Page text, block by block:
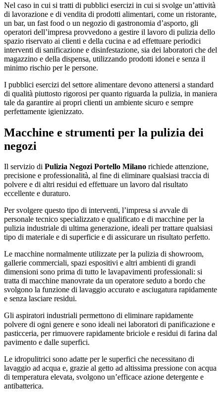
Nel caso in cui si tratti di pubblici esercizi in cui si svolge un’attività
di lavorazione e di vendita di prodotti alimentari, come un ristorante,
un bar, un fast food o un negozio di gastronomia d’asporto, gli
operatori dell’impresa provvedono a gestire il lavoro di pulizia dello
spazio riservato ai clienti e della cucina e ad effettuare periodici
interventi di sanificazione e disinfestazione, sia dei laboratori che del
magazzino e della dispensa, utilizzando prodotti idonei e senza il
minimo rischio per le persone.
I pubblici esercizi del settore alimentare devono attenersi a standard
di qualità piuttosto rigorosi per quanto riguarda la pulizia, in maniera
tale da garantire ai propri clienti un ambiente sicuro e sempre
perfettamente igienizzato.
Macchine e strumenti per la pulizia dei
negozi
Il servizio di Pulizia Negozi Portello Milano richiede attenzione,
precisione e professionalità, al fine di eliminare qualsiasi traccia di
polvere e di altri residui ed effettuare un lavoro dal risultato
eccellente e duraturo.
Per svolgere questo tipo di interventi, l’impresa si avvale di
personale tecnico specializzato e qualificato e di macchine per la
pulizia industriale di ultima generazione, ideali per trattare qualsiasi
tipo di materiale e di superficie e di assicurare un risultato perfetto.
Le macchine normalmente utilizzate per la pulizia di showroom,
gallerie commerciali, spazi espositivi e altri ambienti di grandi
dimensioni sono prima di tutto le lavapavimenti professionali: si
tratta di macchine manovrate da un operatore seduto a bordo che
svolgono la funzione di lavaggio accurato e asciugatura rapidamente
e senza lasciare residui.
Gli aspiratori industriali permettono di eliminare rapidamente
polvere di ogni genere e sono ideali nei laboratori di panificazione e
pasticceria, per rimuovere rapidamente briciole e residui di farina dal
pavimento e dalle superfici.
Le idropulitrici sono adatte per le superfici che necessitano di
lavaggio ad acqua e, grazie al getto ad altissima pressione con acqua
di temperatura elevata, svolgono un’efficace azione detergente e
antibatterica.